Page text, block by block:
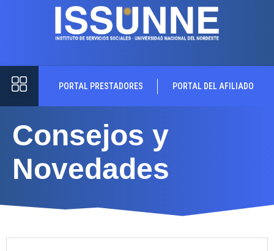
PORTAL PRESTADORES PORTAL DEL AFILIADO
Consejos y
Novedades